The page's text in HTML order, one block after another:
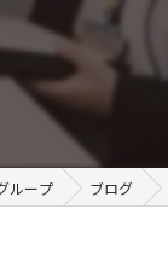
ループ ブログ